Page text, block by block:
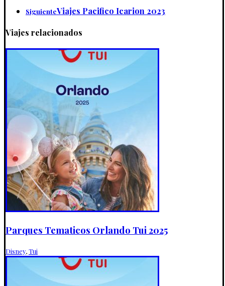
SiguienteViajes Pacifico Icarion 2023
Viajes relacionados
Parques Tematicos Orlando Tui 2025
Disney,Tui